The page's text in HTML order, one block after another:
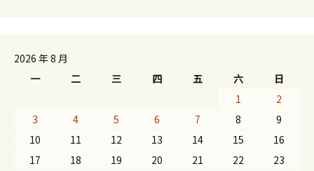
2026 年 8 月
一
二 三 四 五 六
日
1
2
3
4 5 6 7 8
9
10
11 12 13 14 15
16
17
18 19 20 21 22 23